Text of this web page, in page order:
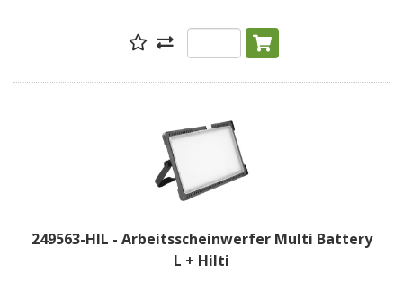
249563-HIL - Arbeitsscheinwerfer Multi Battery
L + Hilti